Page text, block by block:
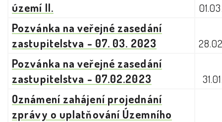
území II.
Pozvánka na veřejné zasedání
zastupitelstva - 07. 03. 2023
Pozvánka na veřejné zasedání
zastupitelstva - 07.02.2023
Oznámení zahájení projednání
zprávy o uplatňování Územního